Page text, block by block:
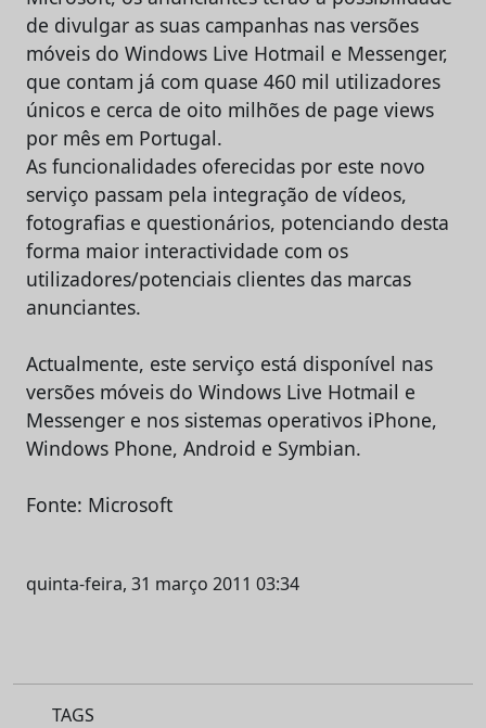
de divulgar as suas campanhas nas versões
móveis do Windows Live Hotmail e Messenger,
que contam já com quase 460 mil utilizadores
únicos e cerca de oito milhões de page views
por mês em Portugal.
As funcionalidades oferecidas por este novo
serviço passam pela integração de vídeos,
fotografias e questionários, potenciando desta
forma maior interactividade com os
utilizadores/potenciais clientes das marcas
anunciantes.
Actualmente, este serviço está disponível nas
versões móveis do Windows Live Hotmail e
Messenger e nos sistemas operativos iPhone,
Windows Phone, Android e Symbian.
Fonte: Microsoft
quinta-feira, 31 março 2011 03:34
TAGS